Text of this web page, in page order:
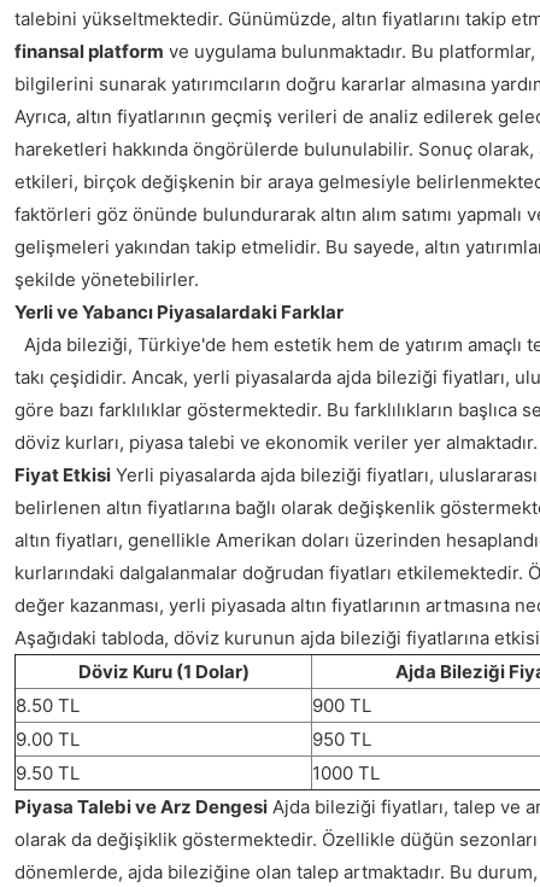
talebini yükseltmektedir. Günümüzde, altın fiyatlarını takip
finansal platform ve uygulama bulunmaktadır. Bu
bilgilerini sunarak yatırımcıların doğru kararlar almasına
Ayrıca, altın fiyatlarının geçmiş verileri de analiz edilerek
hareketleri hakkında öngörülerde bulunulabilir. Sonuç olarak,
etkileri, birçok değişkenin bir araya gelmesiyle
faktörleri göz önünde bulundurarak altın alım satımı yapmalı
gelişmeleri yakından takip etmelidir. Bu sayede, altın
şekilde yönetebilirler.
Yerli ve Yabancı Piyasalardaki Farklar
Ajda bileziği, Türkiye'de hem estetik hem de yatırım amaçlı
takı çeşididir. Ancak, yerli piyasalarda ajda bileziği fiyatları,
göre bazı farklılıklar göstermektedir. Bu farklılıkların başlıca
döviz kurları, piyasa talebi ve ekonomik veriler yer
Fiyat Etkisi Yerli piyasalarda ajda bileziği fiyatları,
belirlenen altın fiyatlarına bağlı olarak değişkenlik
altın fiyatları, genellikle Amerikan doları üzerinden
kurlarındaki dalgalanmalar doğrudan fiyatları etkilemektedir.
değer kazanması, yerli piyasada altın fiyatlarının artmasına
Aşağıdaki tabloda, döviz kurunun ajda bileziği fiyatlarına
Döviz Kuru (1 Dolar)
Ajda Bileziği
8.50 TL
900 TL
9.00 TL
950 TL
9.50 TL
1000 TL
Piyasa Talebi ve Arz Dengesi Ajda bileziği fiyatları, talep ve
olarak da değişiklik göstermektedir. Özellikle düğün
dönemlerde, ajda bileziğine olan talep artmaktadır. Bu durum,